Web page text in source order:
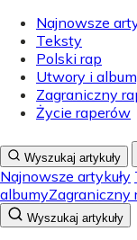
Najnowsze
Teksty
Polski rap
Utwory i
Zagraniczny
Życie raperów
Wyszukaj artykuły
Najnowsze artykuły
albumyZagraniczny
Wyszukaj artykuły